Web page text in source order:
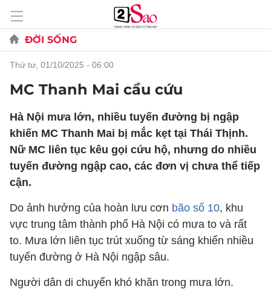
ĐỜI SỐNG
thứ tư, 01/10/2025 - 06:00
MC Thanh Mai cầu cứu
Hà Nội mưa lớn, nhiều tuyến đường bị ngập
khiến MC Thanh Mai bị mắc kẹt tại Thái Thịnh.
Nữ MC liên tục kêu gọi cứu hộ, nhưng do nhiều
tuyến đường ngập cao, các đơn vị chưa thể tiếp
cận.
Do ảnh hưởng của hoàn lưu cơn bão số 10, khu
vực trung tâm thành phố Hà Nội có mưa to và rất
to. Mưa lớn liên tục trút xuống từ sáng khiến nhiều
tuyến đường ở Hà Nội ngập sâu.
Người dân di chuyển khó khăn trong mưa lớn.